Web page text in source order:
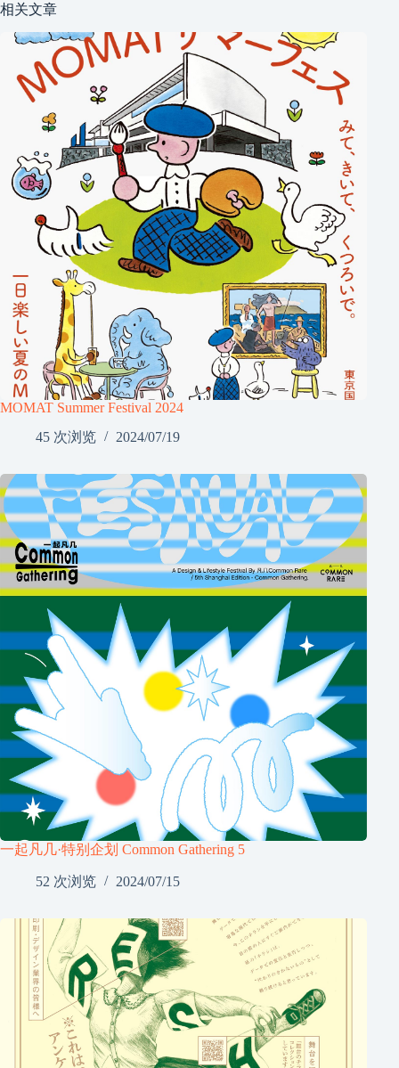
相关文章
MOMAT Summer Festival 2024
45 次浏览
2024/07/19
一起凡几·特别企划 Common Gathering 5
52 次浏览 2024/07/15